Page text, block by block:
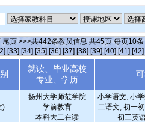
尾页 >>>共442条教员信息 共45页 每页10条
[33] [34] [35] [36] [37] [38] [39] [40] [41] [42]
就读、毕业高校
专业、学历
)
扬州大学师范学院
学前教育
本科大二在读
小学语文, 小
二语文, 初一
初三英